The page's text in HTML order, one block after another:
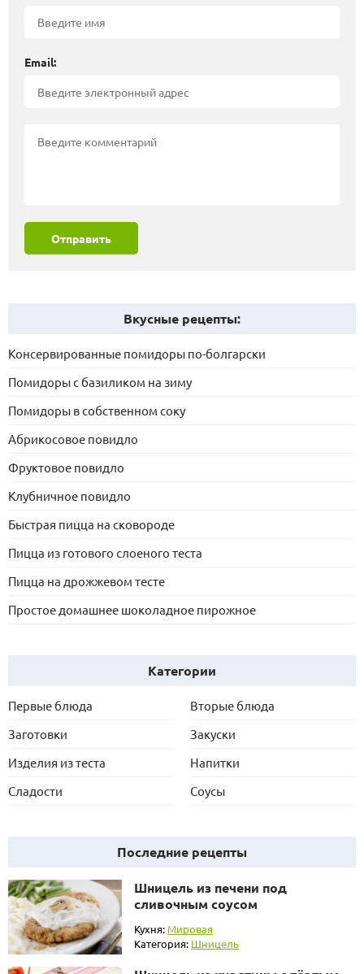
Email:
Отправить
Вкусные рецепты:
Консервированные помидоры по-болгарски
Помидоры с базиликом на зиму
Помидоры в собственном соку
Абрикосовое повидло
Фруктовое повидло
Клубничное повидло
Быстрая пицца на сковороде
Пицца из готового слоеного теста
Пицца на дрожжевом тесте
Простое домашнее шоколадное пирожное
Категории
Первые блюда
Вторые блюда
Заготовки
Закуски
Изделия из теста
Напитки
Сладости
Соусы
Последние рецепты
Шницель из печени под
сливочным соусом
Кухня: Мировая
Категория: Шницель